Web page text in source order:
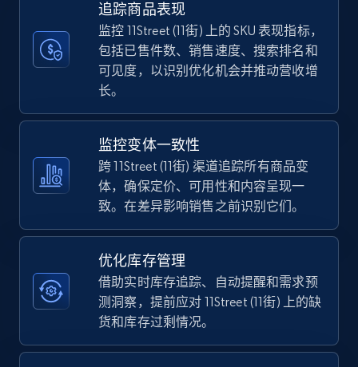
TikTok Shop
URL, Title, Available, Description, Currency, Initial
price, Final price, Discount percent, and more.
5.4K+ 668+
TikTok Shop - category
URL, Title, Available, Description, Currency, Initial
price, Final price, Discount percent, and more.
668+
追踪商品表现
监控 11Street (11街) 上的 SKU 表现指标，
包括已售件数、销售速度、搜索排名和
可见度，以识别优化机会并推动营收增
长。
监控变体一致性
跨 11Street (11街) 渠道追踪所有商品变
体，确保定价、可用性和内容呈现一
致。在差异影响销售之前识别它们。
优化库存管理
借助实时库存追踪、自动提醒和需求预
测洞察，提前应对 11Street (11街) 上的缺
货和库存过剩情况。